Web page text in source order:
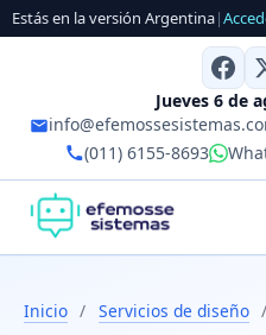
Estás en la versión Argentina|
Jueves 6 de
(011) 6155-8693
Inicio / Servicios de diseño /